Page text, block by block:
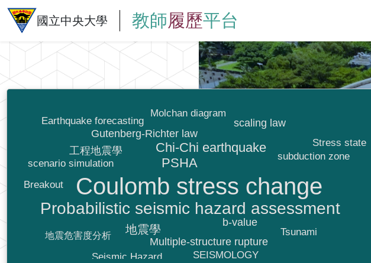
國立中央大學 教師履歷平台
Coulomb stress change
Probabilistic seismic hazard assessment
PSHA
Chi-Chi earthquake
地震學
b-value
Multiple-structure rupture
Gutenberg-Richter law
工程地震學
scaling law
scenario simulation
SEISMOLOGY
Stress state
subduction zone
Seismic Hazard
Tsunami
Molchan diagram
Breakout
Earthquake forecasting
地震危害度分析